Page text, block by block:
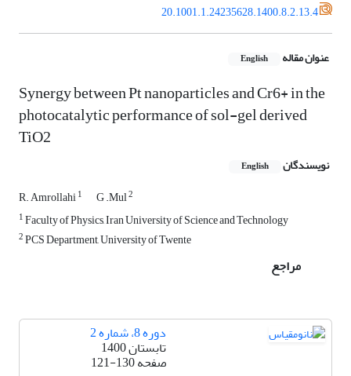
20.1001.1.24235628.1400.8.2.13.4
عنوان مقاله English
Synergy between Pt nanoparticles and Cr6+ in the
photocatalytic performance of sol-gel derived
TiO2
نویسندگان English
R. Amrollahi1 G .Mul2
1Faculty of Physics, Iran University of Science and Technology
2PCS Department, University of Twente
مراجع
دوره 8، شماره 2
تابستان 1400
صفحه121-130